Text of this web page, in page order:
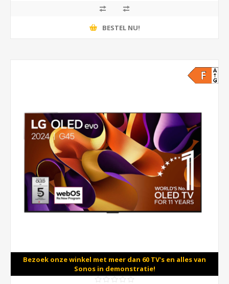
BESTEL NU!
Bezoek onze winkel met meer dan 60 TV's en alles van
Sonos in demonstratie!